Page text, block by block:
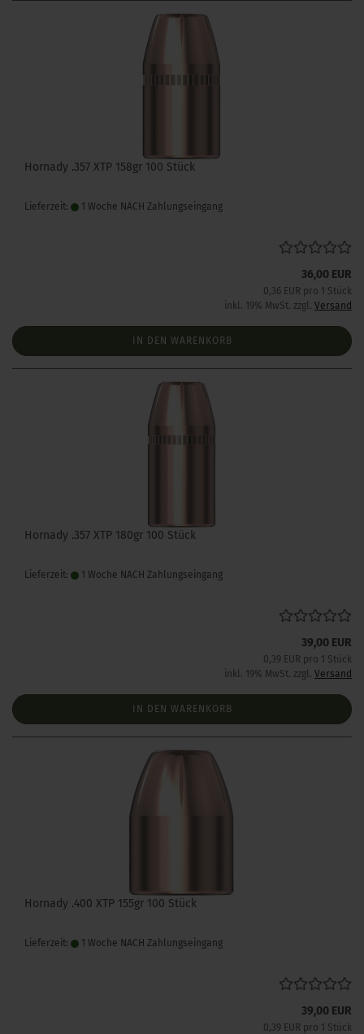
Hornady .357 XTP 158gr 100 Stück
Lieferzeit: 1 Woche NACH Zahlungseingang
36,00 EUR
0,36 EUR pro 1 Stück
inkl. 19% MwSt. zzgl. Versand
IN DEN WARENKORB
Hornady .357 XTP 180gr 100 Stück
Lieferzeit: 1 Woche NACH Zahlungseingang
39,00 EUR
0,39 EUR pro 1 Stück
inkl. 19% MwSt. zzgl. Versand
IN DEN WARENKORB
Hornady .400 XTP 155gr 100 Stück
Lieferzeit: 1 Woche NACH Zahlungseingang
39,00 EUR
0,39 EUR pro 1 Stück